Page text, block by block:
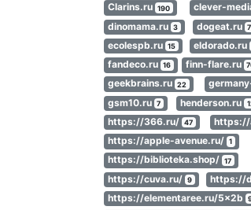
Clarins.ru 190 clever-
dinomama.ru 3 dogeat.ru
ecolespb.ru 15 eldorado.ru
fandeco.ru 16 finn-flare.ru
geekbrains.ru 22
gsm10.ru 7 henderson.ru
https://366.ru/ 47
https://apple-avenue.ru/ 1
https://biblioteka.shop/ 17
https://cuva.ru/ 9 https://
https://elementaree.ru/5x2b